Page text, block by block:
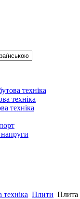
техніка
техніка
техніка
напруги
Плити Плита